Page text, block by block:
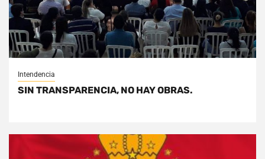
Intendencia
SIN TRANSPARENCIA, NO HAY OBRAS.